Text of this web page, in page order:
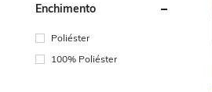
Enchimento
Poliéster
100% Poliéster